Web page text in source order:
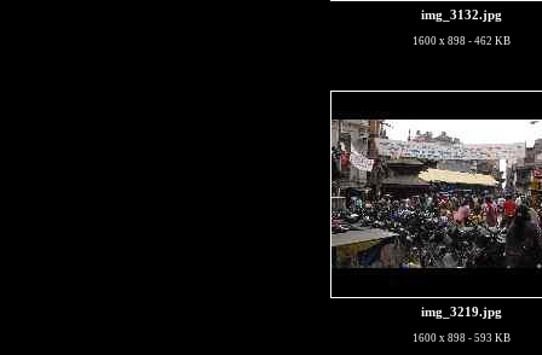
img_3132.jpg
1600 x 898 - 462 KB
img_3219.jpg
1600 x 898 - 593 KB